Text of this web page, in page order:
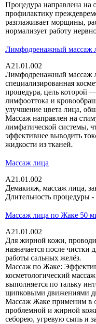
Процедура направлена на
профилактику
разглаживает морщины,
нормализует работу
Лимфодренажный массаж
A21.01.002
Лимфодренажный массаж
специализированная
процедура, цель которой
лимфооттока и
улучшение цвета лица,
Массаж направлен на
лимфатической системы,
эффективнее выводить
жидкости из тканей.
Массаж лица
A21.01.002
Демакияж, массаж лица,
Длительность процедуры
Массаж лица по Жаке 50
A21.01.002
Для жирной кожи,
назначается после чистки
работы сальных желёз.
Массаж по Жаке:
косметологический
выполняется по тальку
щипковыми движениями
Массаж Жаке применим в
проблемной и жирной
себорею, угревую сыпь и